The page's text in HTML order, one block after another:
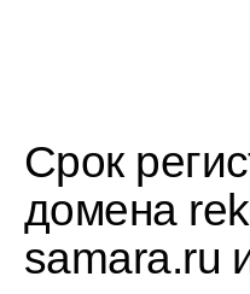
Срок
домена
samara.ru